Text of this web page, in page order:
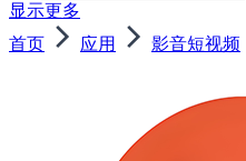
显示更多
首页
应用 影音短视频